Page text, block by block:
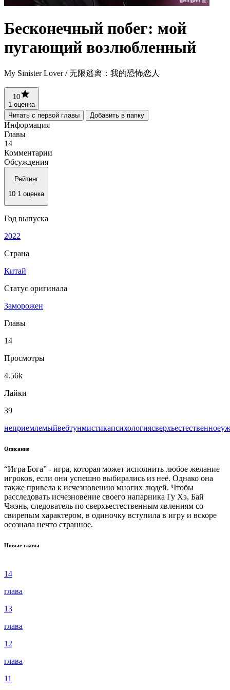
Бесконечный побег: мой
пугающий возлюбленный
My Sinister Lover / 无限逃离：我的恐怖恋人
10
1 оценка
Читать с первой главы
Добавить в папку
Информация
Главы
14
Комментарии
Обсуждения
Рейтинг
10 1 оценка
Год выпуска
2022
Страна
Китай
Статус оригинала
Заморожен
Главы
14
Просмотры
4.56k
Лайки
39
неприемлемыйвeбтунмистикапсихологиясверхъестественное
Описание
“Игра Бога” - игра, которая может исполнить любое желание
игроков, если они успешно выбирались из неё. Однако она
также привела к исчезновению многих людей. Чтобы
расследовать исчезновение своего напарника Гу Хэ, Бай
Чжэнь, следователь по сверхъестественным явлениям со
свирепым характером, в одиночку вступила в игру и вскоре
осознала нечто странное.
Новые главы
14
глава
13
глава
12
глава
11